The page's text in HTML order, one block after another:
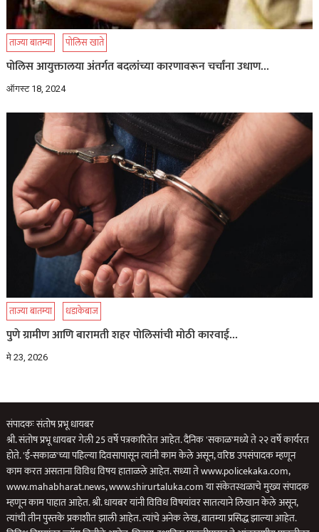
ताज्या बातम्या पोलिस खाते
पोलिस आयुक्तालया अंतर्गत बदलांच्या कारणावरून चर्चांना उधाण…
ऑगस्ट 18, 2024
ताज्या बातम्या धडाकेबाज
पुणे ग्रामीण आणि बारामती शहर पोलिसांची मोठी कारवाई…
मे 23, 2026
संपादकः संतोष प्रभू धायबर
श्री. संतोष प्रभू धायबर गेली 25 वर्षे पत्रकारितेत आहेत. दैनिक 'सकाळ'मध्ये ते २२ वर्षे कार्यरत
होते. 'ई-सकाळ'च्या पहिल्या दिवसापासून त्यांनी काम केले असून, वरिष्ठ उपसंपादक म्हणून
काम करत असताना विविध विषय हाताळले आहेत. सध्या ते www.policekaka.com,
www.mahabharat.news, www.shirurtaluka.com या संकेतस्थळाचे मुख्य संपादक
म्हणून काम पाहात आहेत. श्री. धायबर यांनी विविध विषयांवर सातत्याने लिखान केले असून,
त्यांची तीन पुस्तके प्रकाशीत झाली आहेत. त्यांचे अनेक लेख, बातम्या प्रसिद्ध झाल्या आहेत.